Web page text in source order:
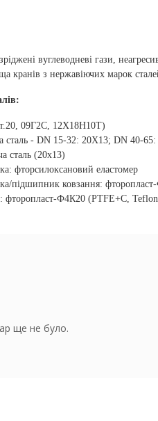
вуглеводневі гази,
кранів з нержавіючих марок
09Г2С, 12Х18Н10Т)
сталь - DN 15-32: 20X13; DN 40-
сталь (20x13)
фторсилоксановий еластомер
підшипник ковзання:
фторопласт-Ф4К20 (PTFE+C,
ще не було.